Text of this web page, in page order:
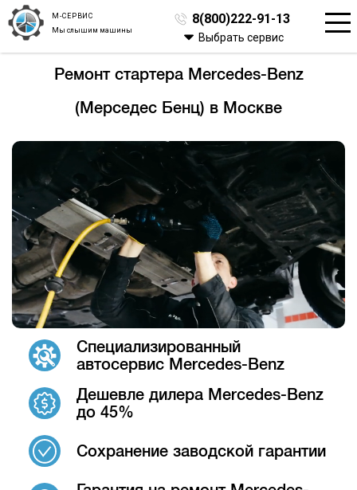
М-СЕРВИС
Мы слышим машины
8(800)222-91-13
Выбрать сервис
Ремонт стартера Mercedes-Benz
(Мерседес Бенц) в Москве
Специализированный
автосервис Mercedes-Benz
Дешевле дилера Mercedes-Benz
до 45%
Сохранение заводской гарантии